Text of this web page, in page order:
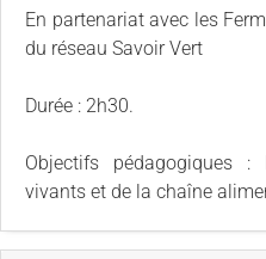
En partenariat avec les
du réseau Savoir Vert
Durée : 2h30.
Objectifs pédagogiques
vivants et de la chaîne